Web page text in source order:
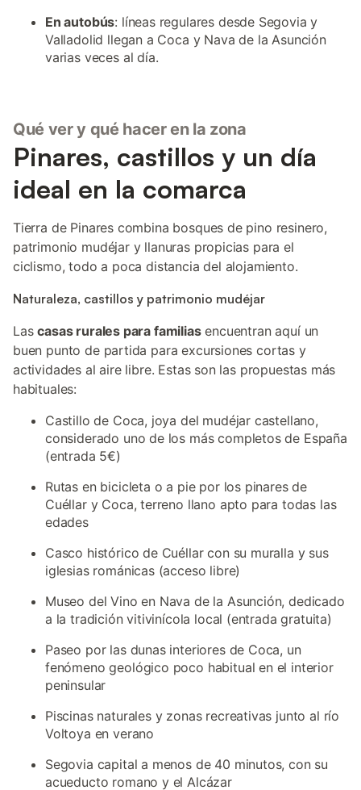
En autobús: líneas regulares desde Segovia y
Valladolid llegan a Coca y Nava de la Asunción
varias veces al día.
Qué ver y qué hacer en la zona
Pinares, castillos y un día
ideal en la comarca
Tierra de Pinares combina bosques de pino resinero,
patrimonio mudéjar y llanuras propicias para el
ciclismo, todo a poca distancia del alojamiento.
Naturaleza, castillos y patrimonio mudéjar
Lascasas rurales para familiasencuentran aquí un
buen punto de partida para excursiones cortas y
actividades al aire libre. Estas son las propuestas más
habituales:
Castillo de Coca, joya del mudéjar castellano,
considerado uno de los más completos de España
(entrada 5€)
Rutas en bicicleta o a pie por los pinares de
Cuéllar y Coca, terreno llano apto para todas las
edades
Casco histórico de Cuéllar con su muralla y sus
iglesias románicas (acceso libre)
Museo del Vino en Nava de la Asunción, dedicado
a la tradición vitivinícola local (entrada gratuita)
Paseo por las dunas interiores de Coca, un
fenómeno geológico poco habitual en el interior
peninsular
Piscinas naturales y zonas recreativas junto al río
Voltoya en verano
Segovia capital a menos de 40 minutos, con su
acueducto romano y el Alcázar